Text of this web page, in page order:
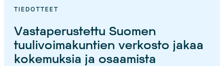
TIEDOTTEET
Vastaperustettu Suomen
tuulivoimakuntien verkosto jakaa
kokemuksia ja osaamista